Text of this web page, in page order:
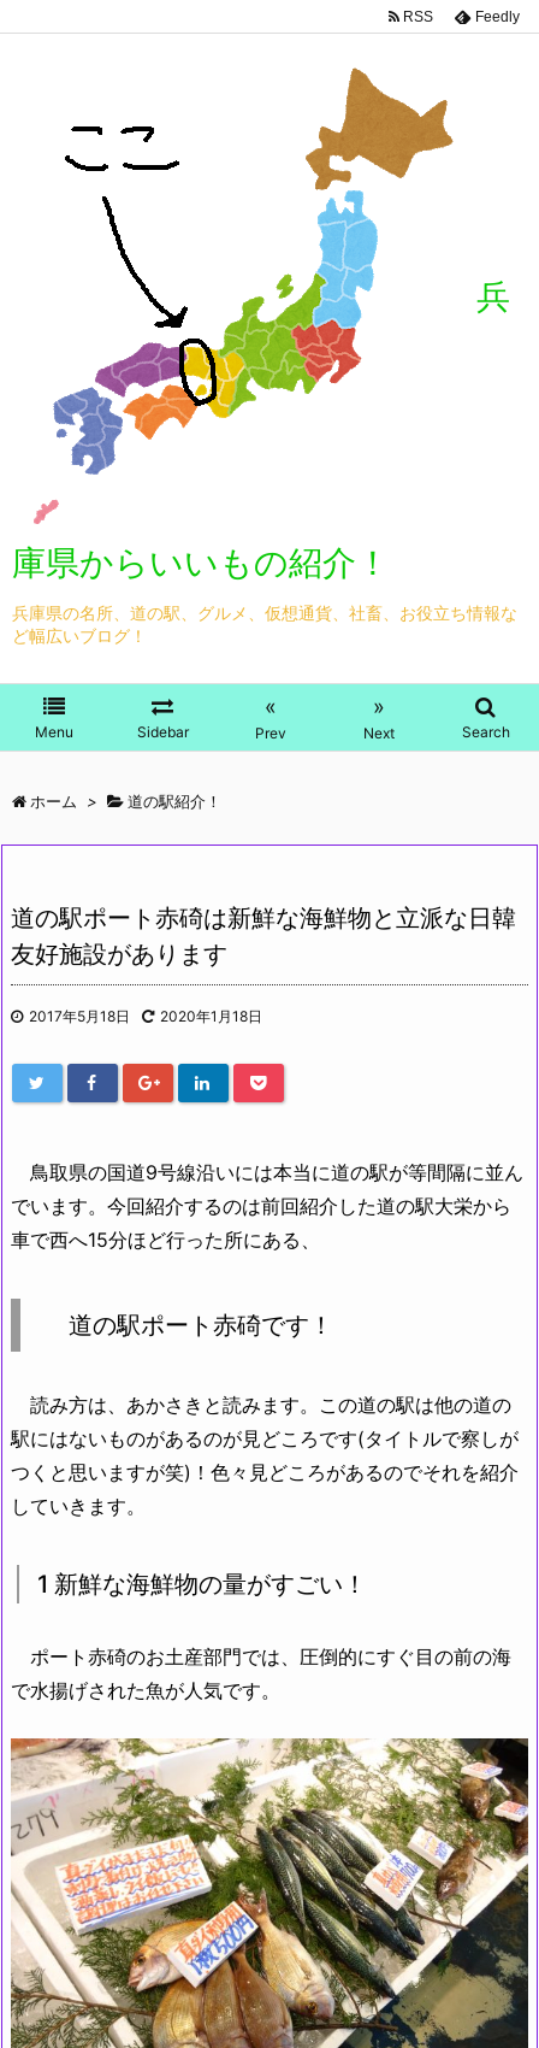
兵
庫県からいいもの紹介！
兵庫県の名所、道の駅、グルメ、仮想通貨、社畜、お役立ち情報な
ど幅広いブログ！
Menu Sidebar
«
Prev
»
Next Search
RSS Feedly
ホーム > 道の駅紹介！
道の駅ポート赤碕は新鮮な海鮮物と立派な日韓
友好施設があります
2017年5月18日 2020年1月18日
鳥取県の国道9号線沿いには本当に道の駅が等間隔に並ん
でいます。今回紹介するのは前回紹介した道の駅大栄から
車で西へ15分ほど行った所にある、
道の駅ポート赤碕です！
読み方は、あかさきと読みます。この道の駅は他の道の
駅にはないものがあるのが見どころです(タイトルで察しが
つくと思いますが笑)！色々見どころがあるのでそれを紹介
していきます。
1 新鮮な海鮮物の量がすごい！
ポート赤碕のお土産部門では、圧倒的にすぐ目の前の海
で水揚げされた魚が人気です。